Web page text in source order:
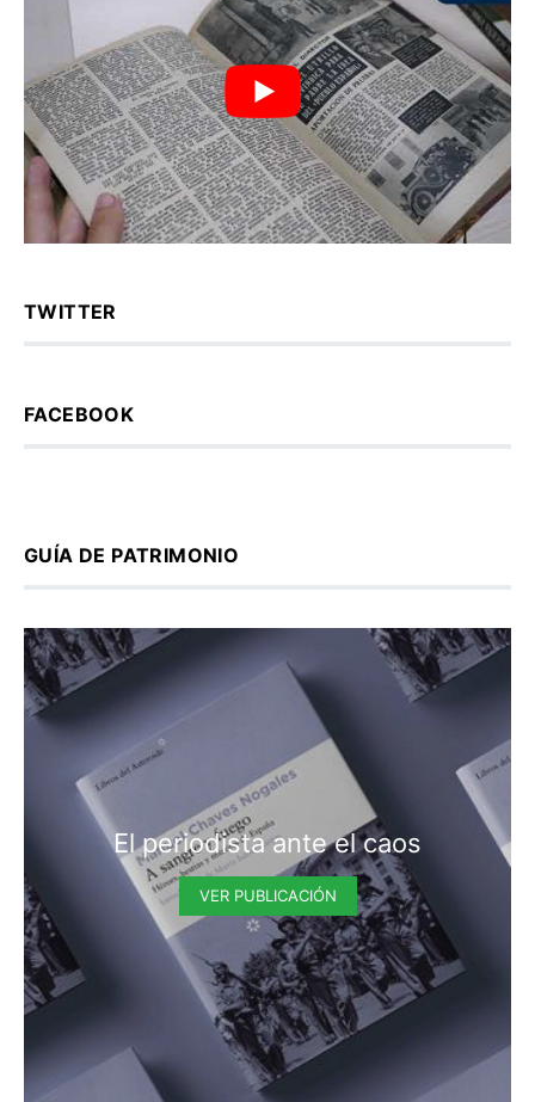
TWITTER
FACEBOOK
GUÍA DE PATRIMONIO
El periodista ante el caos
VER PUBLICACIÓN